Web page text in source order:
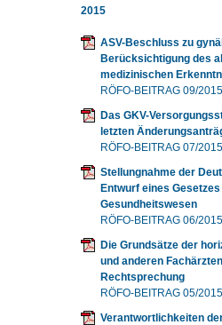
2015
ASV-Beschluss zu
Berücksichtigung des
medizinischen
RÖFO-BEITRAG 09/2015
Das GKV-
letzten
RÖFO-BEITRAG 07/2015
Stellungnahme der
Entwurf eines
Gesundheitswesen
RÖFO-BEITRAG 06/2015
Die Grundsätze der
und anderen
Rechtsprechung
RÖFO-BEITRAG 05/2015
Verantwortlichkeiten